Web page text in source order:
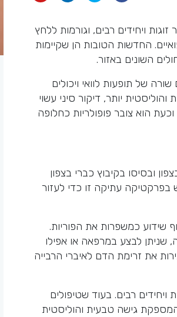
ויחידים רבים, וגורמות ללחץ
החדשות הטובות הן שקיימות
השונים באזור.
של תופעות לוואי ויכולים
יותר, דיקור סיני עשוי
הוא צובר פופולריות כחלופה
ובסיסו בקיבוץ כברי בצפון
בפרקטיקה עתיקה זו כדי לעזור
שידוע כמשפרות את הפוריות.
שניתן לבצע במרפאה או אפילו
את זרימת הדם לאיברי הרבייה
ויחידים רבים. בעוד שטיפולים
המספקת גישה טבעית והוליסטית